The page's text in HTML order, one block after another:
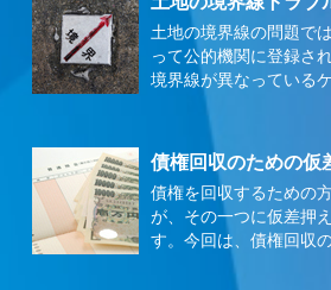
土地の境界線の問題で
って公的機関に登録さ
境界線が異なっている
債権回収のための仮
債権を回収するための
が、その一つに仮差押
す。今回は、債権回収